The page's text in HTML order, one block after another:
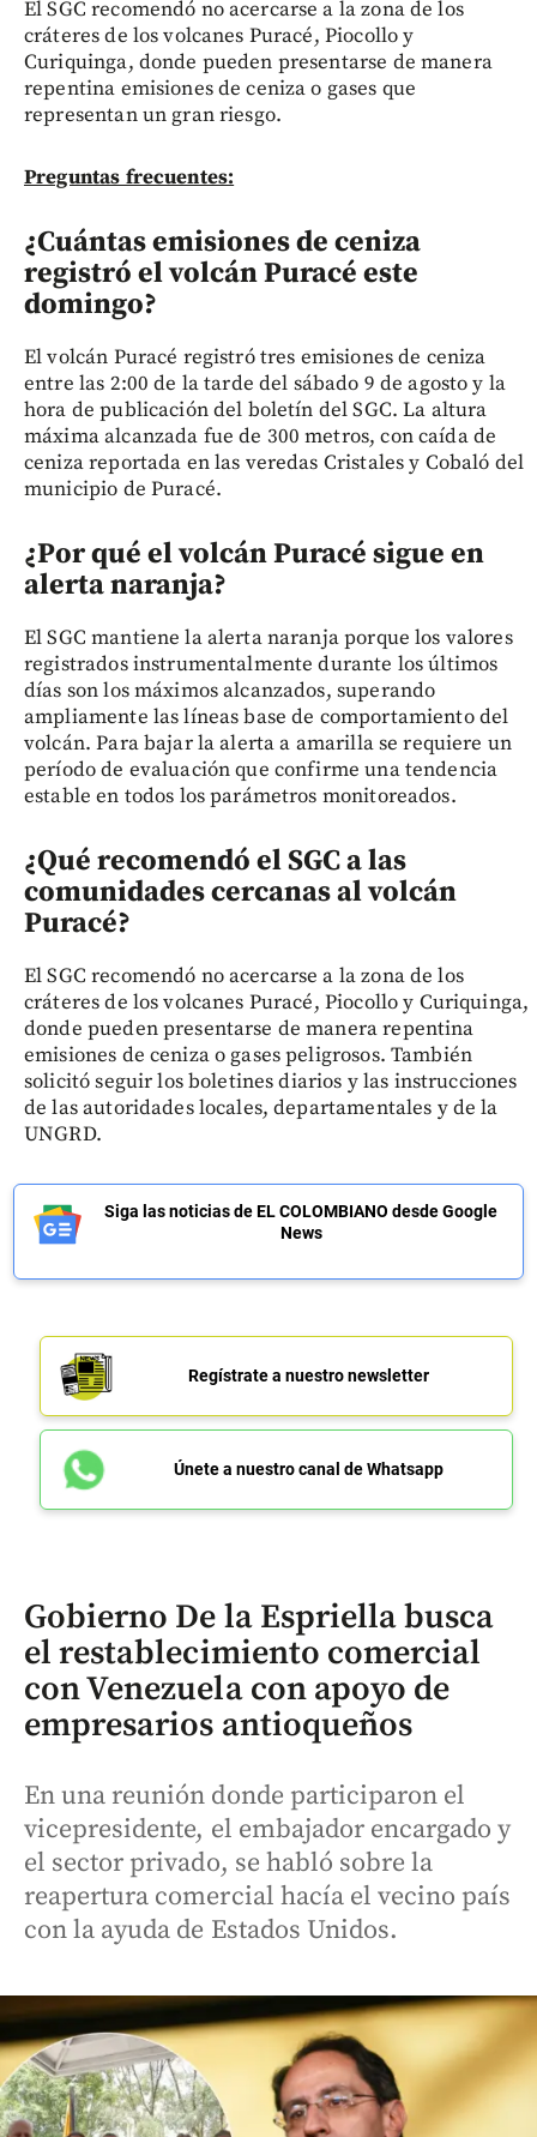
El SGC recomendó no acercarse a la zona de los
cráteres de los volcanes Puracé, Piocollo y
Curiquinga, donde pueden presentarse de manera
repentina emisiones de ceniza o gases que
representan un gran riesgo.
Preguntas frecuentes:
¿Cuántas emisiones de ceniza
registró el volcán Puracé este
domingo?
El volcán Puracé registró tres emisiones de ceniza
entre las 2:00 de la tarde del sábado 9 de agosto y la
hora de publicación del boletín del SGC. La altura
máxima alcanzada fue de 300 metros, con caída de
ceniza reportada en las veredas Cristales y Cobaló del
municipio de Puracé.
¿Por qué el volcán Puracé sigue en
alerta naranja?
El SGC mantiene la alerta naranja porque los valores
registrados instrumentalmente durante los últimos
días son los máximos alcanzados, superando
ampliamente las líneas base de comportamiento del
volcán. Para bajar la alerta a amarilla se requiere un
período de evaluación que confirme una tendencia
estable en todos los parámetros monitoreados.
¿Qué recomendó el SGC a las
comunidades cercanas al volcán
Puracé?
El SGC recomendó no acercarse a la zona de los
cráteres de los volcanes Puracé, Piocollo y Curiquinga,
donde pueden presentarse de manera repentina
emisiones de ceniza o gases peligrosos. También
solicitó seguir los boletines diarios y las instrucciones
de las autoridades locales, departamentales y de la
UNGRD.
Siga las noticias de EL COLOMBIANO desde Google
News
Regístrate a nuestro newsletter
Únete a nuestro canal de Whatsapp
Gobierno De la Espriella busca
el restablecimiento comercial
con Venezuela con apoyo de
empresarios antioqueños
En una reunión donde participaron el
vicepresidente, el embajador encargado y
el sector privado, se habló sobre la
reapertura comercial hacía el vecino país
con la ayuda de Estados Unidos.